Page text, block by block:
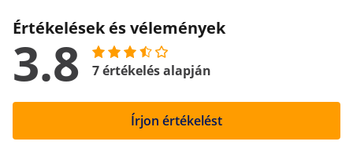
Értékelések és vélemények
3.8 7 értékelés alapján
Írjon értékelést